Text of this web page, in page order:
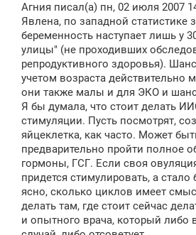
б
щ
н
и
Агния писал(а) пн, 02 июля 2007
Явлена, по западной статистике
беременность наступает лишь у
улицы" (не проходивших
репродуктивного здоровья).
учетом возраста
они также малы и для ЭКО и
Я бы думала, что стоит делать
стимуляции. Пусть посмотрят,
яйцеклетка, как часто. Может
предварительно пройти полное
гормоны, ГСГ. Если своя
придется стимулировать, а стало
ясно, сколько циклов имеет
делать там, где стоит сейчас
и опытного врача, который либо